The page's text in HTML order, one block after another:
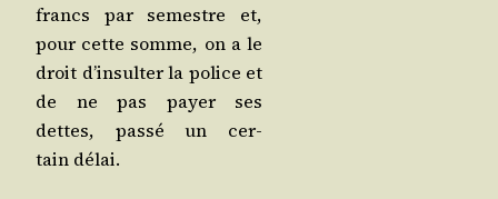
francs par semestre et,
pour cette somme, on a le
droit d’in­sul­ter la police et
de ne pas payer ses
dettes, pas­sé un cer­
tain délai.